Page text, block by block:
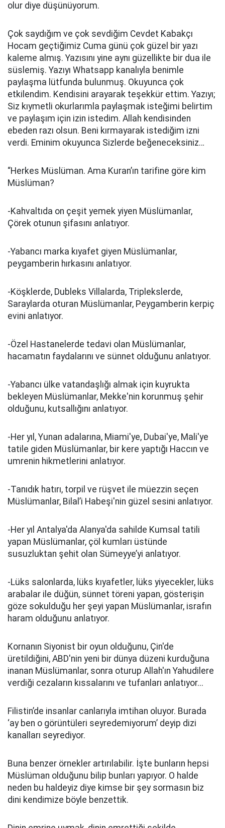
olur diye düşünüyorum.
Çok saydığım ve çok sevdiğim Cevdet Kabakçı
Hocam geçtiğimiz Cuma günü çok güzel bir yazı
kaleme almış. Yazısını yine aynı güzellikte bir dua ile
süslemiş. Yazıyı Whatsapp kanalıyla benimle
paylaşma lütfunda bulunmuş. Okuyunca çok
etkilendim. Kendisini arayarak teşekkür ettim. Yazıyı;
Siz kıymetli okurlarımla paylaşmak isteğimi belirtim
ve paylaşım için izin istedim. Allah kendisinden
ebeden razı olsun. Beni kırmayarak istediğim izni
verdi. Eminim okuyunca Sizlerde beğeneceksiniz…
“Herkes Müslüman. Ama Kuran’ın tarifine göre kim
Müslüman?
-Kahvaltıda on çeşit yemek yiyen Müslümanlar,
Çörek otunun şifasını anlatıyor.
-Yabancı marka kıyafet giyen Müslümanlar,
peygamberin hırkasını anlatıyor.
-Köşklerde, Dubleks Villalarda, Triplekslerde,
Saraylarda oturan Müslümanlar, Peygamberin kerpiç
evini anlatıyor.
-Özel Hastanelerde tedavi olan Müslümanlar,
hacamatın faydalarını ve sünnet olduğunu anlatıyor.
-Yabancı ülke vatandaşlığı almak için kuyrukta
bekleyen Müslümanlar, Mekke'nin korunmuş şehir
olduğunu, kutsallığını anlatıyor.
-Her yıl, Yunan adalarına, Miami'ye, Dubai'ye, Mali'ye
tatile giden Müslümanlar, bir kere yaptığı Haccın ve
umrenin hikmetlerini anlatıyor.
-Tanıdık hatırı, torpil ve rüşvet ile müezzin seçen
Müslümanlar, Bilal’i Habeşi'nin güzel sesini anlatıyor.
-Her yıl Antalya'da Alanya'da sahilde Kumsal tatili
yapan Müslümanlar, çöl kumları üstünde
susuzluktan şehit olan Sümeyye’yi anlatıyor.
-Lüks salonlarda, lüks kıyafetler, lüks yiyecekler, lüks
arabalar ile düğün, sünnet töreni yapan, gösterişin
göze sokulduğu her şeyi yapan Müslümanlar, israfın
haram olduğunu anlatıyor.
Kornanın Siyonist bir oyun olduğunu, Çin'de
üretildiğini, ABD'nin yeni bir dünya düzeni kurduğuna
inanan Müslümanlar, sonra oturup Allah'ın Yahudilere
verdiği cezaların kıssalarını ve tufanları anlatıyor...
Filistin’de insanlar canlarıyla imtihan oluyor. Burada
‘ay ben o görüntüleri seyredemiyorum’ deyip dizi
kanalları seyrediyor.
Buna benzer örnekler artırılabilir. İşte bunların hepsi
Müslüman olduğunu bilip bunları yapıyor. O halde
neden bu haldeyiz diye kimse bir şey sormasın biz
dini kendimize böyle benzettik.